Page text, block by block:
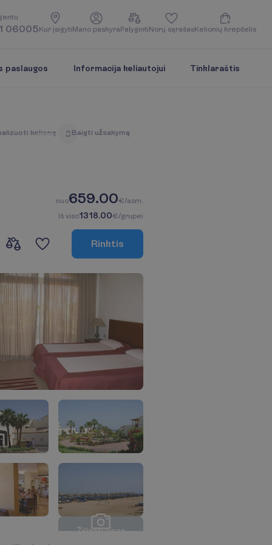
entu
06005Kur įsigytiMano paskyraPalygintiNorų sąrašasKelionių krepšelis
paslaugos Informacija keliautojui Tinklaraštis
alizuoti kelionę 3 Baigti užsakymą
nuo659.00€/asm.
Iš viso1318.00€/grupei
Rinktis
Žiūrėti visas